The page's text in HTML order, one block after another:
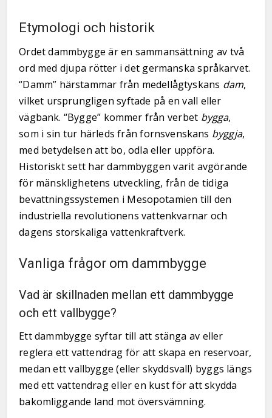
Etymologi och historik
Ordet dammbygge är en sammansättning av två
ord med djupa rötter i det germanska språkarvet.
“Damm” härstammar från medellågtyskans dam,
vilket ursprungligen syftade på en vall eller
vägbank. “Bygge” kommer från verbet bygga,
som i sin tur härleds från fornsvenskans byggja,
med betydelsen att bo, odla eller uppföra.
Historiskt sett har dammbyggen varit avgörande
för mänsklighetens utveckling, från de tidiga
bevattningssystemen i Mesopotamien till den
industriella revolutionens vattenkvarnar och
dagens storskaliga vattenkraftverk.
Vanliga frågor om dammbygge
Vad är skillnaden mellan ett dammbygge
och ett vallbygge?
Ett dammbygge syftar till att stänga av eller
reglera ett vattendrag för att skapa en reservoar,
medan ett vallbygge (eller skyddsvall) byggs längs
med ett vattendrag eller en kust för att skydda
bakomliggande land mot översvämning.